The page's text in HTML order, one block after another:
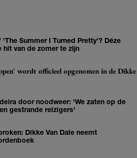
Summer I Turned Pretty'? Déze
hit van de zomer te zijn
wordt officieel opgenomen in de Dikke
door noodweer: 'We zaten op de
gestrande reizigers'
Dikke Van Dale neemt